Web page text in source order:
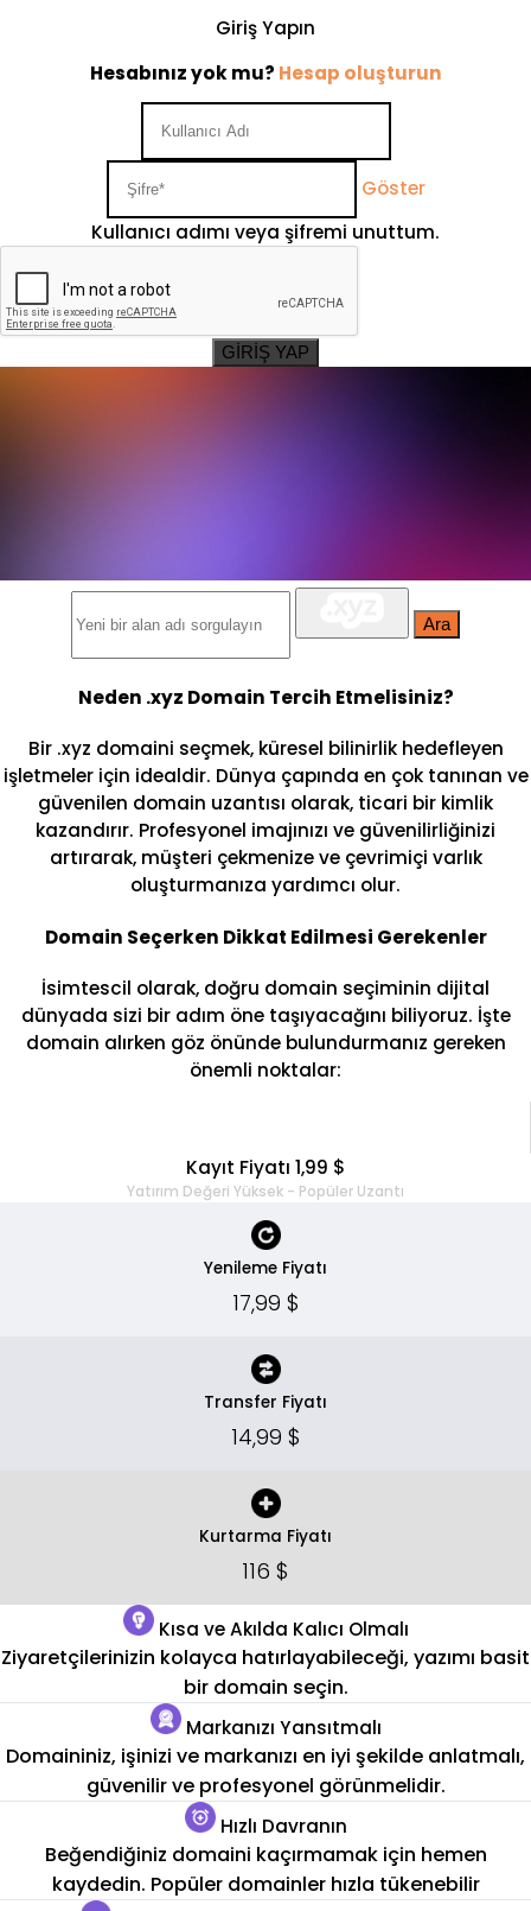
Giriş Yapın
Hesabınız yok mu? Hesap oluşturun
Göster
Kullanıcı adımı veya şifremi unuttum.
GİRİŞ YAP
Ara
Neden .xyz Domain Tercih Etmelisiniz?
Bir .xyz domaini seçmek, küresel bilinirlik hedefleyen
işletmeler için idealdir. Dünya çapında en çok tanınan ve
güvenilen domain uzantısı olarak, ticari bir kimlik
kazandırır. Profesyonel imajınızı ve güvenilirliğinizi
artırarak, müşteri çekmenize ve çevrimiçi varlık
oluşturmanıza yardımcı olur.
Domain Seçerken Dikkat Edilmesi Gerekenler
İsimtescil olarak, doğru domain seçiminin dijital
dünyada sizi bir adım öne taşıyacağını biliyoruz. İşte
domain alırken göz önünde bulundurmanız gereken
önemli noktalar:
Kayıt Fiyatı 1,99 $
Yatırım Değeri Yüksek - Popüler Uzantı
Yenileme Fiyatı
17,99 $
Transfer Fiyatı
14,99 $
Kurtarma Fiyatı
116 $
Kısa ve Akılda Kalıcı Olmalı
Ziyaretçilerinizin kolayca hatırlayabileceği, yazımı basit
bir domain seçin.
Markanızı Yansıtmalı
Domaininiz, işinizi ve markanızı en iyi şekilde anlatmalı,
güvenilir ve profesyonel görünmelidir.
Hızlı Davranın
Beğendiğiniz domaini kaçırmamak için hemen
kaydedin. Popüler domainler hızla tükenebilir